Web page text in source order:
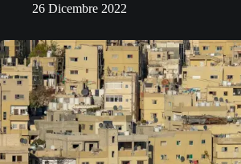
26 Dicembre 2022